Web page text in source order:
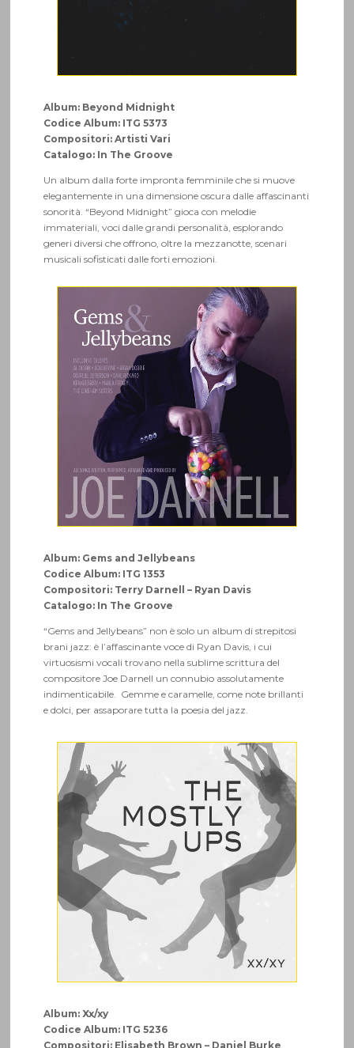
Album: Beyond Midnight
Codice Album: ITG 5373
Compositori: Artisti Vari
Catalogo: In The Groove
Un album dalla forte impronta femminile che si muove
elegantemente in una dimensione oscura dalle affascinanti
sonorità. “Beyond Midnight” gioca con melodie
immateriali, voci dalle grandi personalità, esplorando
generi diversi che offrono, oltre la mezzanotte, scenari
musicali sofisticati dalle forti emozioni.
Album: Gems and Jellybeans
Codice Album: ITG 1353
Compositori: Terry Darnell – Ryan Davis
Catalogo: In The Groove
“Gems and Jellybeans” non è solo un album di strepitosi
brani jazz: è l’affascinante voce di Ryan Davis, i cui
virtuosismi vocali trovano nella sublime scrittura del
compositore Joe Darnell un connubio assolutamente
indimenticabile.
Gemme e caramelle, come note brillanti
e dolci, per assaporare tutta la poesia del jazz.
Album: Xx/xy
Codice Album: ITG 5236
Compositori: Elisabeth Brown – Daniel Burke